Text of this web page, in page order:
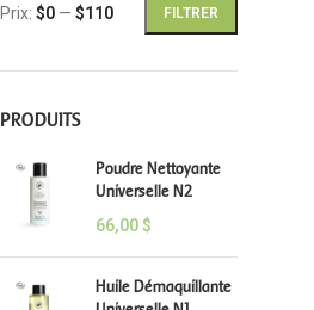
FILTRER
Prix: $0 — $110
PRODUITS
Poudre Nettoyante
Universelle N2
66,00$
Huile Démaquillante